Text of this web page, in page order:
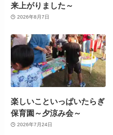
来上がりました～
2026年8月7日
楽しいこといっぱいたらぎ
保育園～夕涼み会～
2026年7月24日